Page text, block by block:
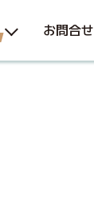
お問合せ